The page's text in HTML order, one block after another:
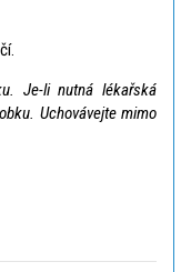
Je-li nutná lékařská
Uchovávejte mimo